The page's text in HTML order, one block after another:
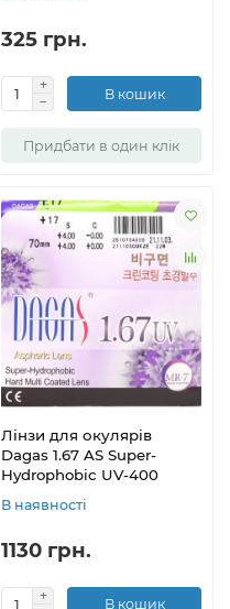
325 грн.
В кошик
Придбати в один клік
Лінзи для окулярів
Dagas 1.67 AS Super-
Hydrophobic UV-400
В наявності
1130 грн.
В кошик